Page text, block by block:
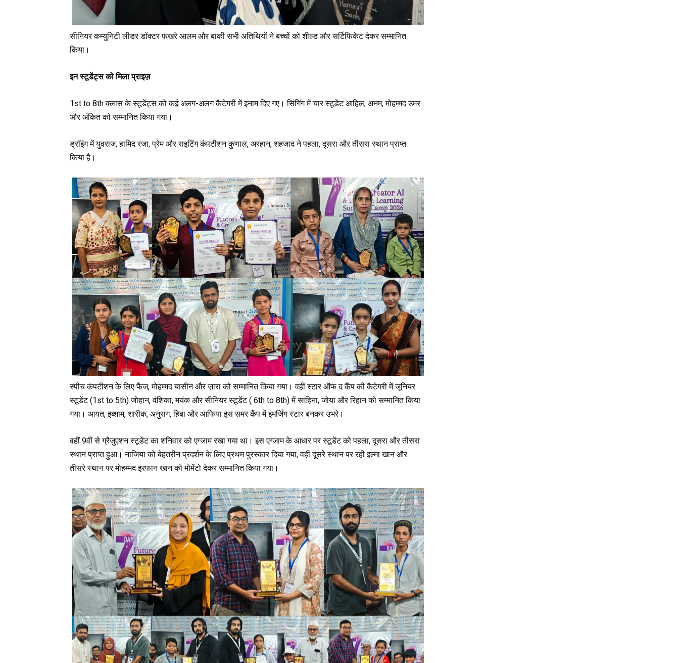
सीनियर कम्युनिटी लीडर डॉक्टर फखरे आलम और बाकी सभी अतिथियों ने बच्चों को शील्ड और सर्टिफिकेट देकर सम्मानित
किया।
इन स्टूडेंट्स को मिला प्राइज़
1st to 8th क्लास के स्टूडेंट्स को कई अलग-अलग कैटेगरी में इनाम दिए गए। सिंगिंग में चार स्टूडेंट आहिल, अनम, मोहम्मद उमर
और अंकित को सम्मानित किया गया।
ड्रॉइंग में युवराज, हामिद रजा, प्रेम और राइटिंग कंपटीशन कुणाल, अरहान, शहजाद ने पहला, दूसरा और तीसरा स्थान प्राप्त
किया है।
स्पीच कंपटीशन के लिए फैज, मोहम्मद यासीन और ज़ारा को सम्मानित किया गया। वहीं स्टार ऑफ द कैंप की कैटेगरी में जूनियर
स्टूडेंट (1st to 5th) जोहान, वंशिका, मयंक और सीनियर स्टूडेंट ( 6th to 8th) में साहिना, जोया और रिहान को सम्मानित किया
गया। आयत, इब्शाम, शारीक, अनुराग, हिबा और आफिया इस समर कैंप में इमर्जिंग स्टार बनकर उभरे।
वहीं 9वीं से ग्रैजुएशन स्टूडेंट का शनिवार को एग्जाम रखा गया था। इस एग्जाम के आधार पर स्टूडेंट को पहला, दूसरा और तीसरा
स्थान प्राप्त हुआ। नाजिया को बेहतरीन प्रदर्शन के लिए प्रथम पुरस्कार दिया गया, वहीं दूसरे स्थान पर रही इल्मा खान और
तीसरे स्थान पर मोहम्मद इरफान खान को मोमेंटो देकर सम्मानित किया गया।